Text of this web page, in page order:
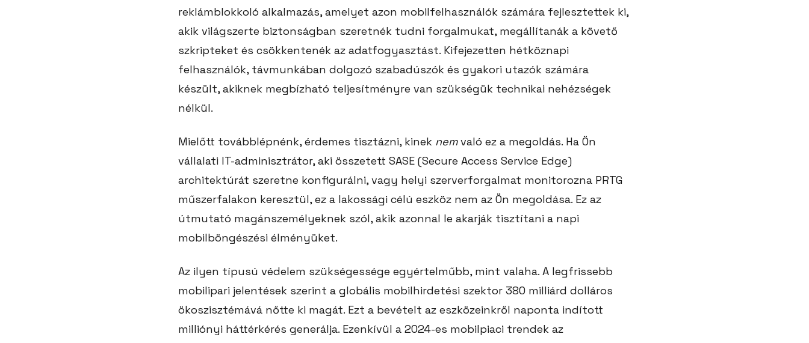
reklámblokkoló alkalmazás, amelyet azon mobilfelhasználók számára fejlesztettek ki,
akik világszerte biztonságban szeretnék tudni forgalmukat, megállítanák a követő
szkripteket és csökkentenék az adatfogyasztást. Kifejezetten hétköznapi
felhasználók, távmunkában dolgozó szabadúszók és gyakori utazók számára
készült, akiknek megbízható teljesítményre van szükségük technikai nehézségek
nélkül.
Mielőtt továbblépnénk, érdemes tisztázni, kinek nemvaló ez a megoldás. Ha Ön
vállalati IT-adminisztrátor, aki összetett SASE (Secure Access Service Edge)
architektúrát szeretne konfigurálni, vagy helyi szerverforgalmat monitorozna PRTG
műszerfalakon keresztül, ez a lakossági célú eszköz nem az Ön megoldása. Ez az
útmutató magánszemélyeknek szól, akik azonnal le akarják tisztítani a napi
mobilböngészési élményüket.
Az ilyen típusú védelem szükségessége egyértelműbb, mint valaha. A legfrissebb
mobilipari jelentések szerint a globális mobilhirdetési szektor 380 milliárd dolláros
ökoszisztémává nőtte ki magát. Ezt a bevételt az eszközeinkről naponta indított
milliónyi háttérkérés generálja. Ezenkívül a 2024-es mobilpiaci trendek az